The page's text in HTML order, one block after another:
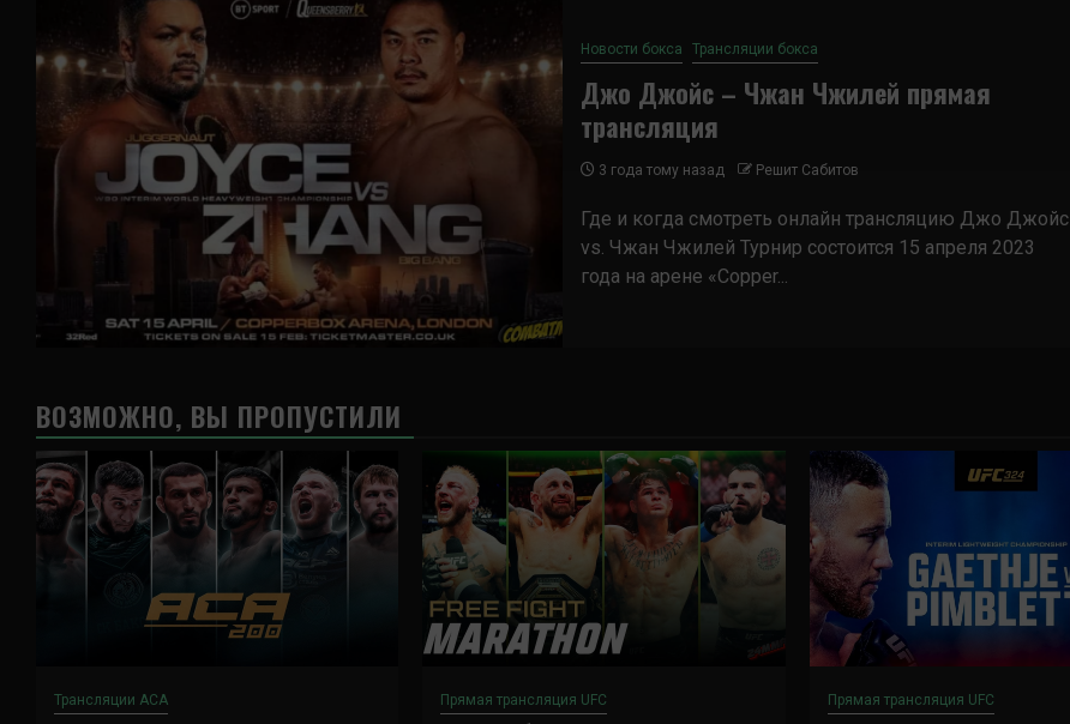
Новости бокса Трансляции бокса
Джо Джойс – Чжан Чжилей прямая
трансляция
3 года тому назад Решит Сабитов
Где и когда смотреть онлайн трансляцию Джо Джойс
vs. Чжан Чжилей Турнир состоится 15 апреля 2023
года на арене «Copper...
ВОЗМОЖНО, ВЫ ПРОПУСТИЛИ
Трансляции ACA Прямая трансляция UFC Прямая трансляция UFC